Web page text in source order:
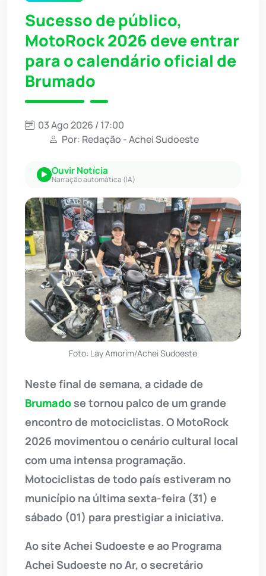
Sucesso de público,
MotoRock 2026 deve entrar
para o calendário oficial de
Brumado
03 Ago 2026 / 17:00
Por: Redação - Achei Sudoeste
Ouvir Notícia
Narração automática (IA)
Foto: Lay Amorim/Achei Sudoeste
Neste final de semana, a cidade de
Brumado se tornou palco de um grande
encontro de motociclistas. O MotoRock
2026 movimentou o cenário cultural local
com uma intensa programação.
Motociclistas de todo país estiveram no
município na última sexta-feira (31) e
sábado (01) para prestigiar a iniciativa.
Ao site Achei Sudoeste e ao Programa
Achei Sudoeste no Ar, o secretário